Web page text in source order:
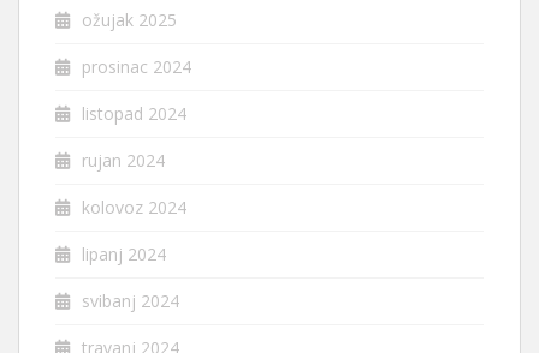
ožujak 2025
prosinac 2024
listopad 2024
rujan 2024
kolovoz 2024
lipanj 2024
svibanj 2024
travanj 2024